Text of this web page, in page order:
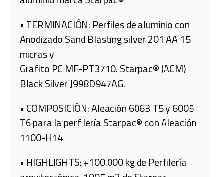
• TERMINACIÓN: Perfiles de aluminio con
Anodizado Sand Blasting silver 201 AA 15
micras y
Grafito PC MF-PT3710. Starpac® (ACM)
Black Silver J998D947AG.
• COMPOSICIÓN: Aleación 6063 T5 y 6005
T6 para la perfilería Starpac® con Aleación
1100-H14
• HIGHLIGHTS: +100.000 kg de Perfilería